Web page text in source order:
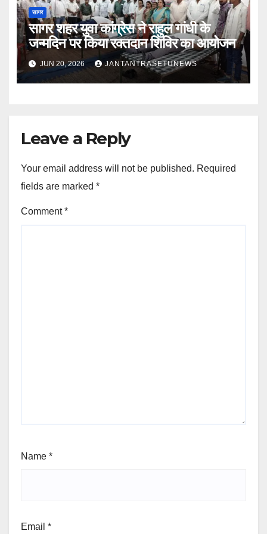
सागर
सागर शहर युवा कांग्रेस ने राहुल गांधी के
जन्मदिन पर किया रक्तदान शिविर का आयोजन
JUN 20, 2026 JANTANTRASETUNEWS
Leave a Reply
Your email address will not be published. Required
fields are marked *
Comment*
Name *
Email *